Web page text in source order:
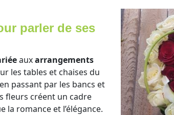
parler de ses
auxarrangements
les tables et chaises du
passant par les bancs et
fleurs créent un cadre
la romance et l’élégance.